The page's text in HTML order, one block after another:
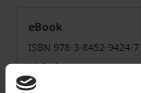
eBook
ISBN 978-3-8452-9424-7
Lieferbar